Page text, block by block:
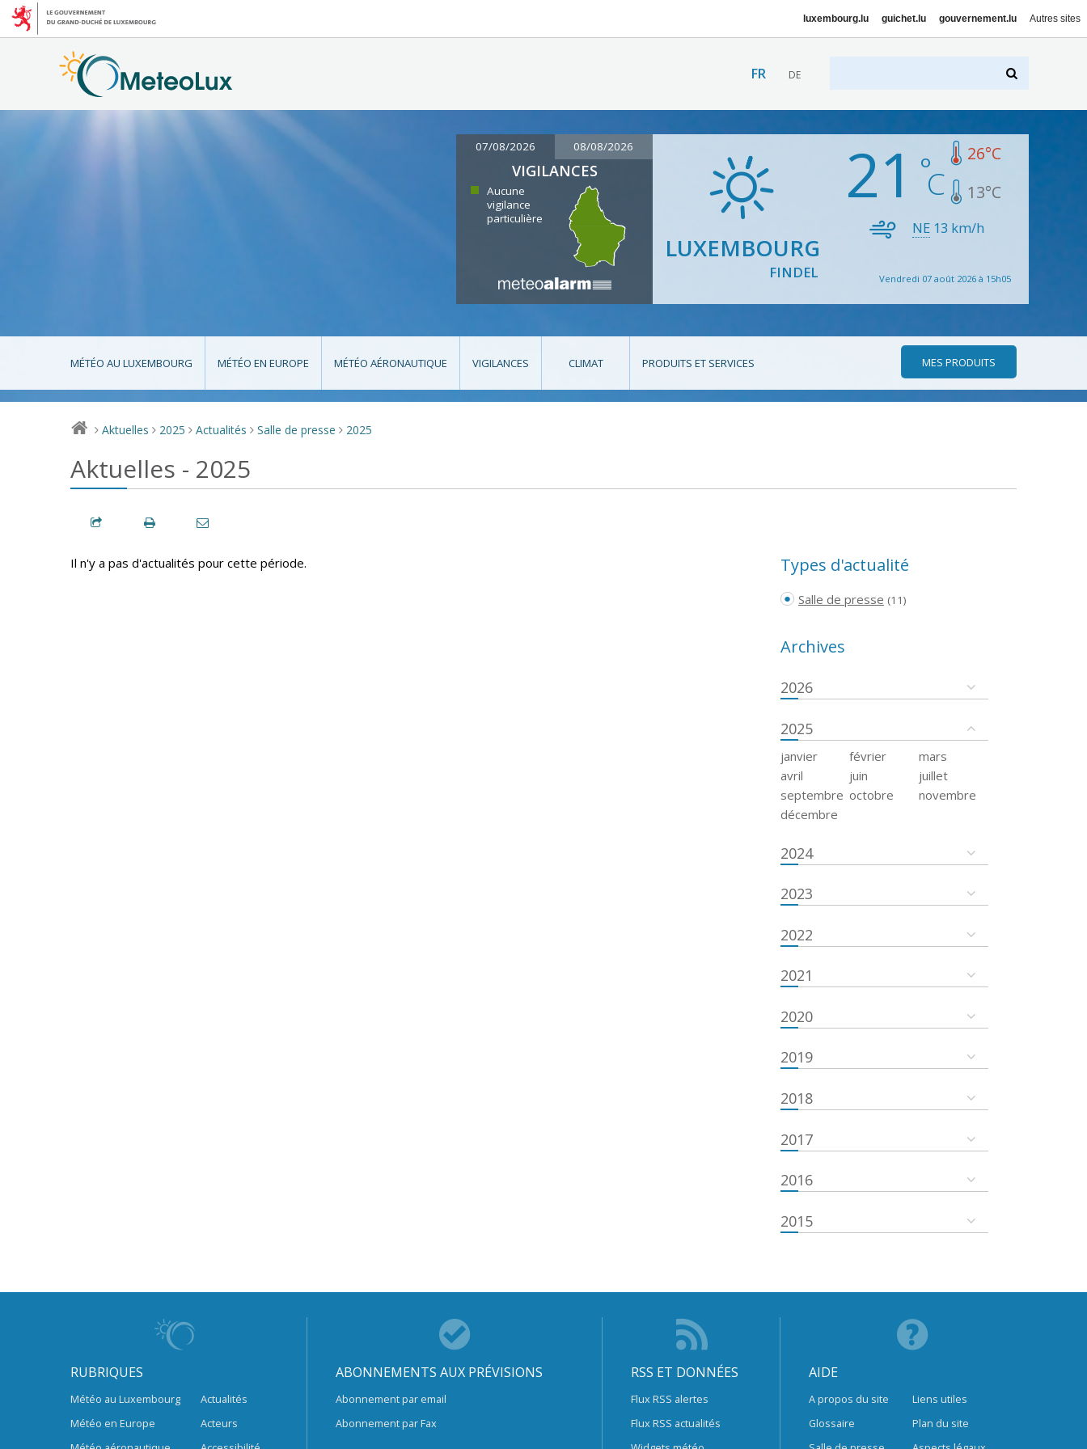
luxembourg.lu guichet.lu gouvernement.lu Autres sites
FR DE
07/08/2026 08/08/2026
VIGILANCES
Aucune
vigilance
particulière
LUXEMBOURG
FINDEL
21 26°C
13°C
NE 13 km/h
Vendredi 07 août 2026 à 15h05
MÉTÉO AU LUXEMBOURG MÉTÉO EN EUROPE MÉTÉO AÉRONAUTIQUE VIGILANCES CLIMAT PRODUITS ET SERVICES MES PRODUITS
> Aktuelles > 2025 > Actualités > Salle de presse > 2025
Aktuelles - 2025
Il n'y a pas d'actualités pour cette période. Types d'actualité
Salle de presse (11)
Archives
2026
2025
janvier février
mars
avril
juin
juillet
septembre octobre
novembre
décembre
2024
2023
2022
2021
2020
2019
2018
2017
2016
2015
RUBRIQUES
Météo au Luxembourg
Météo en Europe
Actualités
Acteurs
ABONNEMENTS AUX PRÉVISIONS
Abonnement par email
Abonnement par Fax
RSS ET DONNÉES
Flux RSS alertes
Flux RSS actualités
AIDE
A propos du site
Glossaire
Liens utiles
Plan du site